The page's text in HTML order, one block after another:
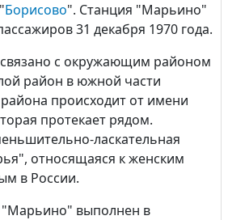
Борисово". Станция "Марьино"
31 декабря 1970 года.
с окружающим районом
район в южной части
происходит от имени
протекает рядом.
ласкательная
относящаяся к женским
в России.
"Марьино" выполнен в